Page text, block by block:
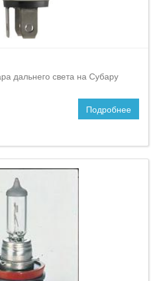
дальнего света на Субару
Подробнее